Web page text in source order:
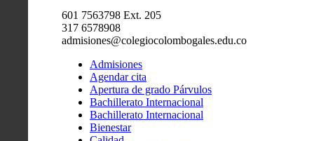
601 7563798 Ext. 205
317 6578908
admisiones@colegiocolombogales.edu.co
Admisiones
Agendar cita
Apertura de grado Párvulos
Bachillerato Internacional
Bachillerato Internacional
Bienestar